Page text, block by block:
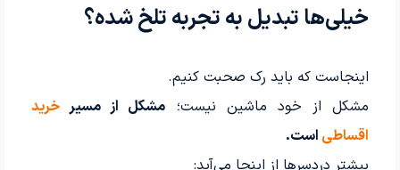
خیلی‌ها تبدیل به تجربه تلخ شده؟
اینجاست که باید رک صحبت کنیم.
مشکل از خود ماشین نیست؛ مشکل از مسیر خرید
اقساطی است.
بیشتر دردسرها از اینجا می‌آید: